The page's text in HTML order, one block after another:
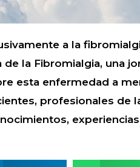
a la
la Fibromialgia, una
esta enfermedad a
profesionales de